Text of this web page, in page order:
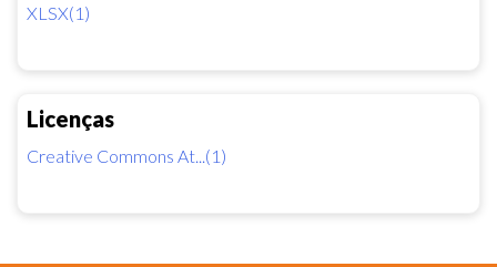
XLSX(1)
Licenças
Creative Commons At...(1)